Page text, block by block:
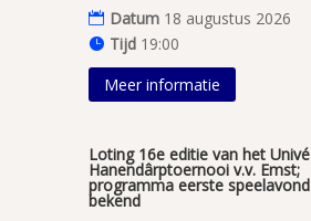
Datum 18 augustus 2026
Tijd 19:00
Meer informatie
Loting 16e editie van het Univé
Hanendârptoernooi v.v. Emst;
programma eerste speelavond
bekend